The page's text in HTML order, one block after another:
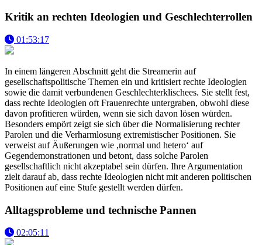
Kritik an rechten Ideologien und Geschlechterrollen
01:53:17
In einem längeren Abschnitt geht die Streamerin auf
gesellschaftspolitische Themen ein und kritisiert rechte Ideologien
sowie die damit verbundenen Geschlechterklischees. Sie stellt fest,
dass rechte Ideologien oft Frauenrechte untergraben, obwohl diese
davon profitieren würden, wenn sie sich davon lösen würden.
Besonders empört zeigt sie sich über die Normalisierung rechter
Parolen und die Verharmlosung extremistischer Positionen. Sie
verweist auf Äußerungen wie ,normal und hetero‘ auf
Gegendemonstrationen und betont, dass solche Parolen
gesellschaftlich nicht akzeptabel sein dürfen. Ihre Argumentation
zielt darauf ab, dass rechte Ideologien nicht mit anderen politischen
Positionen auf eine Stufe gestellt werden dürfen.
Alltagsprobleme und technische Pannen
02:05:11